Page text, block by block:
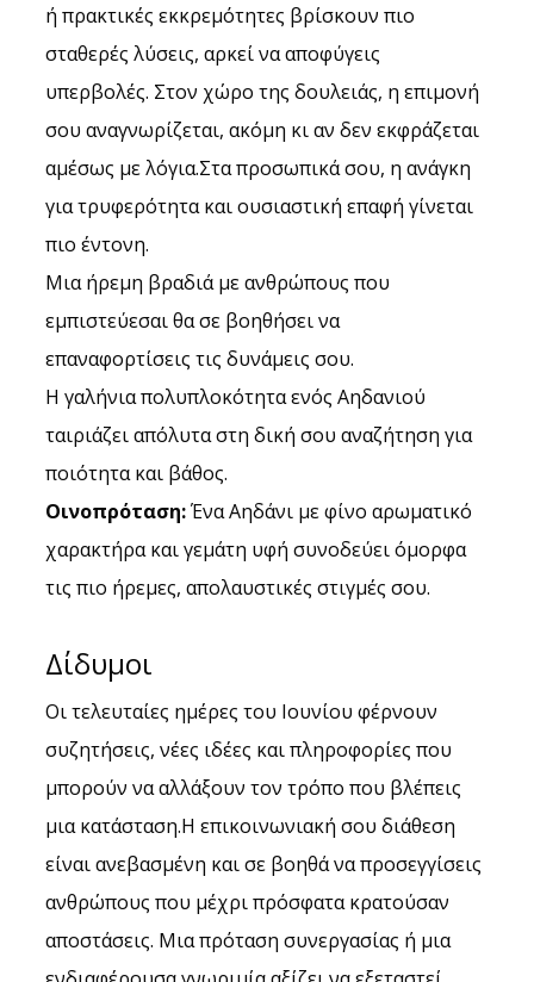
ή πρακτικές εκκρεμότητες βρίσκουν πιο
σταθερές λύσεις, αρκεί να αποφύγεις
υπερβολές. Στον χώρο της δουλειάς, η επιμονή
σου αναγνωρίζεται, ακόμη κι αν δεν εκφράζεται
αμέσως με λόγια.Στα προσωπικά σου, η ανάγκη
για τρυφερότητα και ουσιαστική επαφή γίνεται
πιο έντονη.
Μια ήρεμη βραδιά με ανθρώπους που
εμπιστεύεσαι θα σε βοηθήσει να
επαναφορτίσεις τις δυνάμεις σου.
Η γαλήνια πολυπλοκότητα ενός Αηδανιού
ταιριάζει απόλυτα στη δική σου αναζήτηση για
ποιότητα και βάθος.
Οινοπρόταση: Ένα Αηδάνι με φίνο αρωματικό
χαρακτήρα και γεμάτη υφή συνοδεύει όμορφα
τις πιο ήρεμες, απολαυστικές στιγμές σου.
Δίδυμοι
Οι τελευταίες ημέρες του Ιουνίου φέρνουν
συζητήσεις, νέες ιδέες και πληροφορίες που
μπορούν να αλλάξουν τον τρόπο που βλέπεις
μια κατάσταση.Η επικοινωνιακή σου διάθεση
είναι ανεβασμένη και σε βοηθά να προσεγγίσεις
ανθρώπους που μέχρι πρόσφατα κρατούσαν
αποστάσεις. Μια πρόταση συνεργασίας ή μια